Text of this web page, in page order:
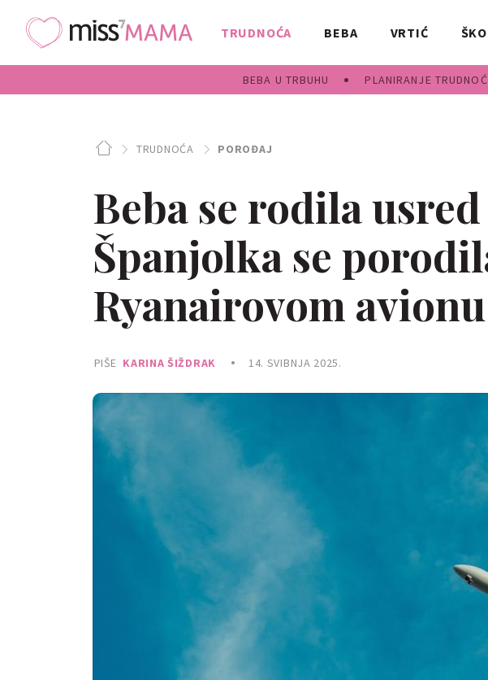
TRUDNOĆA
BEBA U TRBUHU PLANIRANJE
BEBA VRTIĆ
TRUDNOĆA POROĐAJ
Beba se rodila
Španjolka se
Ryanairovom avionu
PIŠE KARINA ŠIŽDRAK 14. SVIBNJA 2025.